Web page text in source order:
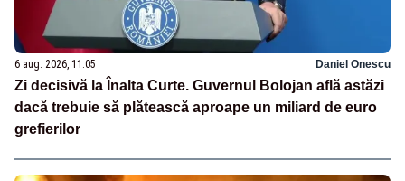
6 aug. 2026, 11:05 Daniel Onescu
Zi decisivă la Înalta Curte. Guvernul Bolojan află astăzi
dacă trebuie să plătească aproape un miliard de euro
grefierilor